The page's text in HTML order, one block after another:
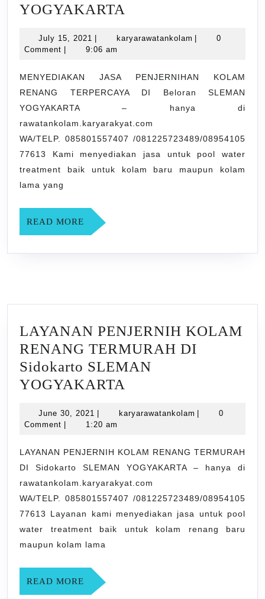
YOGYAKARTA
PENJERNIHAN
RENANG
TERPERCAYA
Beloran
SLEMAN
YOGYAKARTA
July 15, 2021 July
15,
karyarawatankolam
0
Comment
9:06 am
MENYEDIAKAN JASA PENJERNIHAN KOLAM
RENANG TERPERCAYA DI Beloran SLEMAN
YOGYAKARTA – hanya di
rawatankolam.karyarakyat.com
WA/TELP. 085801557407 /081225723489/08954105
77613 Kami menyediakan jasa untuk pool water
treatment baik untuk kolam baru maupun kolam
lama yang
READ MORE READ
MORE
LAYANAN PENJERNIH KOLAM
RENANG TERMURAH DI
Sidokarto SLEMAN
YOGYAKARTA
KOLAM
TERMURAH
DI
Sidokarto
SLEMAN
YOGYAKARTA
June 30, 2021 June
30,
| karyarawatankolam |
0
Comment | 1:20 am
LAYANAN PENJERNIH KOLAM RENANG TERMURAH
DI Sidokarto SLEMAN YOGYAKARTA – hanya di
rawatankolam.karyarakyat.com
WA/TELP. 085801557407 /081225723489/08954105
77613 Layanan kami menyediakan jasa untuk pool
water treatment baik untuk kolam renang baru
maupun kolam lama
READ MORE READ
MORE